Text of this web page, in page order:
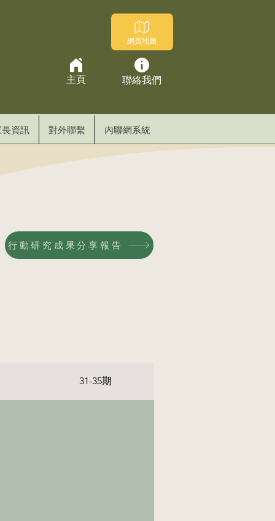
網頁地圖
主頁 聯絡我們
資訊 對外聯繫 內聯網系統
行動研究成果分享報告
31-35期